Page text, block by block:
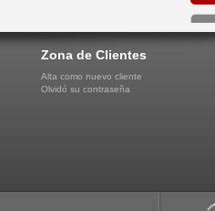
Zona de Clientes
Alta como nuevo cliente
Olvidó su contraseña